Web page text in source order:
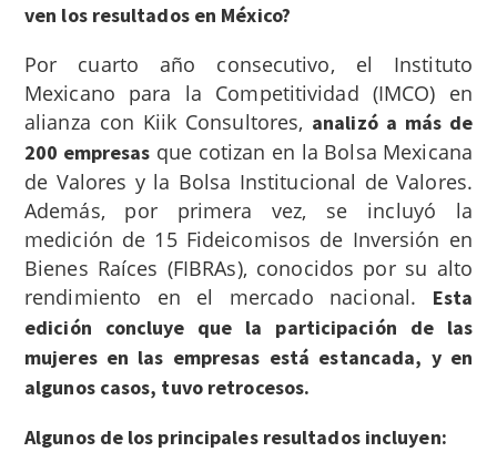
ven los resultados en México?
Por cuarto año consecutivo, el Instituto
Mexicano para la Competitividad (IMCO) en
alianza con Kiik Consultores, analizó a más de
200 empresas que cotizan en la Bolsa Mexicana
de Valores y la Bolsa Institucional de Valores.
Además, por primera vez, se incluyó la
medición de 15 Fideicomisos de Inversión en
Bienes Raíces (FIBRAs), conocidos por su alto
rendimiento en el mercado nacional. Esta
edición concluye que la participación de las
mujeres en las empresas está estancada, y en
algunos casos, tuvo retrocesos.
Algunos de los principales resultados incluyen: